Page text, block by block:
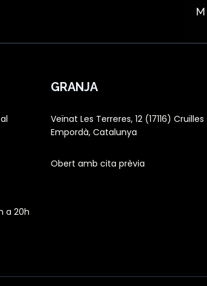
a 20h
GRANJA
Veïnat Les Terreres, 12 (17116)
Empordà, Catalunya
Obert amb cita prèvia